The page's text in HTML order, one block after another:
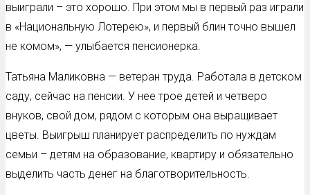
выиграли – это хорошо. При этом мы в первый раз играли
в «Национальную Лотерею», и первый блин точно вышел
не комом», — улыбается пенсионерка.
Татьяна Маликовна — ветеран труда. Работала в детском
саду, сейчас на пенсии. У нее трое детей и четверо
внуков, свой дом, рядом с которым она выращивает
цветы. Выигрыш планирует распределить по нуждам
семьи – детям на образование, квартиру и обязательно
выделить часть денег на благотворительность.